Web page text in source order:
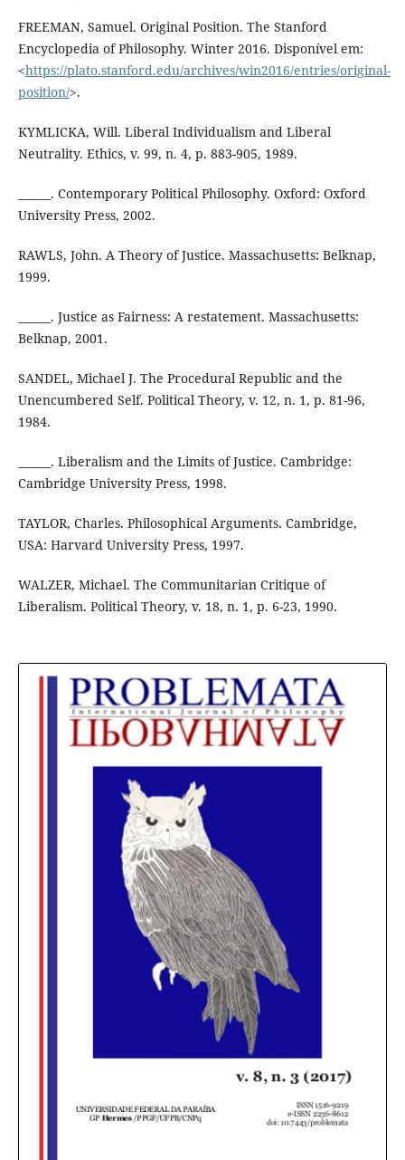
FREEMAN, Samuel. Original Position. The Stanford
Encyclopedia of Philosophy. Winter 2016. Disponível em:
<https://plato.stanford.edu/archives/win2016/entries/original-
position/>.
KYMLICKA, Will. Liberal Individualism and Liberal
Neutrality. Ethics, v. 99, n. 4, p. 883-905, 1989.
______. Contemporary Political Philosophy. Oxford: Oxford
University Press, 2002.
RAWLS, John. A Theory of Justice. Massachusetts: Belknap,
1999.
______. Justice as Fairness: A restatement. Massachusetts:
Belknap, 2001.
SANDEL, Michael J. The Procedural Republic and the
Unencumbered Self. Political Theory, v. 12, n. 1, p. 81-96,
1984.
______. Liberalism and the Limits of Justice. Cambridge:
Cambridge University Press, 1998.
TAYLOR, Charles. Philosophical Arguments. Cambridge,
USA: Harvard University Press, 1997.
WALZER, Michael. The Communitarian Critique of
Liberalism. Political Theory, v. 18, n. 1, p. 6-23, 1990.